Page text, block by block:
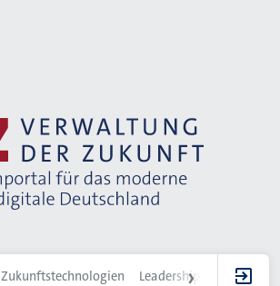
Zukunftstechnologien Leadership IT-